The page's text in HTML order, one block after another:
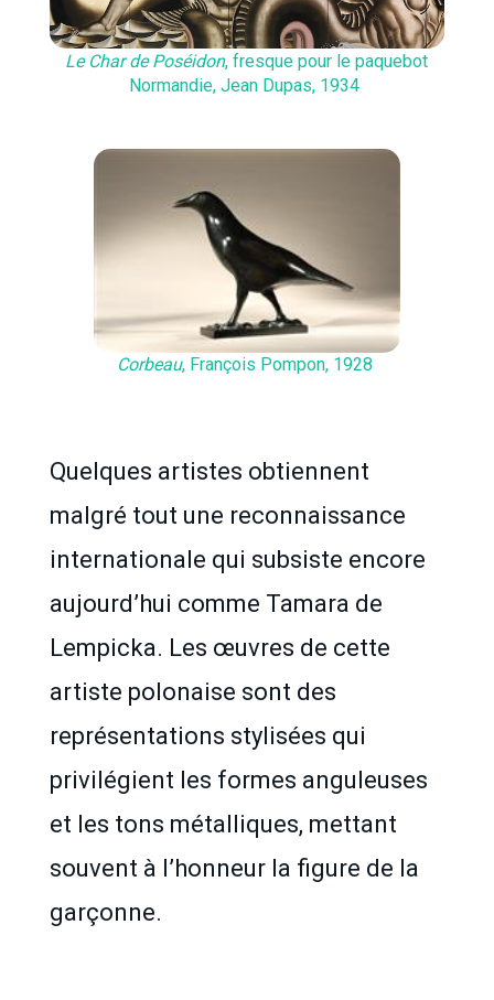
Le Char de Poséidon, fresque pour le paquebot
Normandie, Jean Dupas, 1934
Corbeau, François Pompon, 1928
Quelques artistes obtiennent
malgré tout une reconnaissance
internationale qui subsiste encore
aujourd’hui comme Tamara de
Lempicka. Les œuvres de cette
artiste polonaise sont des
représentations stylisées qui
privilégient les formes anguleuses
et les tons métalliques, mettant
souvent à l’honneur la figure de la
garçonne.